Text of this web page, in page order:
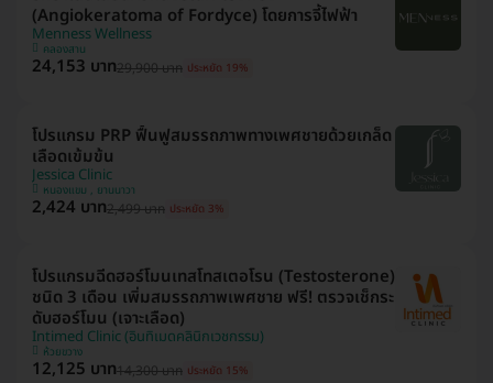
(Angiokeratoma of Fordyce) โดยการจี้ไฟฟ้า
Menness Wellness
คลองสาน
24,153 บาท29,900 บาท ประหยัด 19%
โปรแกรม PRP ฟื้นฟูสมรรถภาพทางเพศชายด้วยเกล็ด
เลือดเข้มข้น
Jessica Clinic
หนองแขม , ยานนาวา
2,424 บาท2,499 บาท ประหยัด 3%
โปรแกรมฉีดฮอร์โมนเทสโทสเตอโรน (Testosterone)
ชนิด 3 เดือน เพิ่มสมรรถภาพเพศชาย ฟรี! ตรวจเช็กระ
ดับฮอร์โมน (เจาะเลือด)
Intimed Clinic (อินทิเมดคลินิกเวชกรรม)
ห้วยขวาง
12,125 บาท14,300 บาท ประหยัด 15%